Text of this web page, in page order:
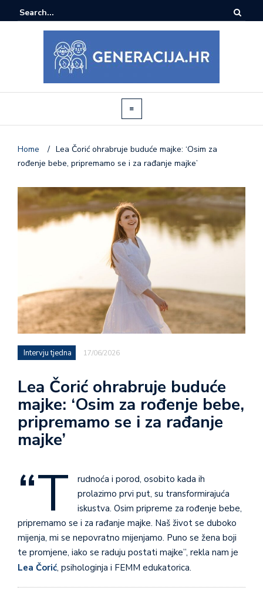
Home / Lea Čorić ohrabruje buduće majke: ‘Osim za
rođenje bebe, pripremamo se i za rađanje majke’
Intervju tjedna 17/06/2026
Lea Čorić ohrabruje buduće
majke: ‘Osim za rođenje bebe,
pripremamo se i za rađanje
majke’
“T
rudnoća i porod, osobito kada ih
prolazimo prvi put, su transformirajuća
iskustva. Osim pripreme za rođenje bebe,
pripremamo se i za rađanje majke. Naš život se duboko
mijenja, mi se nepovratno mijenjamo. Puno se žena boji
te promjene, iako se raduju postati majke”, rekla nam je
Lea Čorić, psihologinja i FEMM edukatorica.